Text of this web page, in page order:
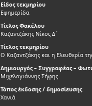
Είδος τεκμηρίου
Εφημερίδα
Τίτλος Φακέλου
Καζαντζάκης Νίκος Δ΄
Τίτλος τεκμηρίου
Ο Καζαντζάκης και η Ελευθερία
Δημιουργός – Συγγραφέας –
Μιχελογιάννης Σήφης
Τόπος έκδοσης / δημοσίευσης
Χανιά